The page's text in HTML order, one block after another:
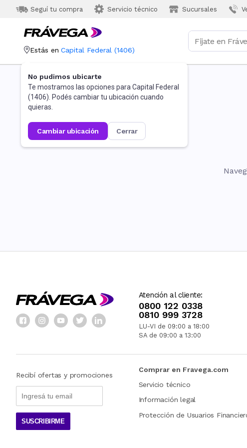
Seguí tu compra Servicio técnico Sucursales
Estás en Capital Federal (1406)
No pudimos ubicarte
Te mostramos las opciones para Capital Federal
(1406). Podés cambiar tu ubicación cuando
quieras.
cambiar ubicación cerrar
Atención al cliente:
0800 122 0338
0810 999 3728
LU-VI de 09:00 a 18:00
SA de 09:00 a 13:00
Recibí ofertas y promociones
SUSCRIBIRME
Comprar en Fravega.com
Servicio técnico
Información legal
Protección de Usuarios